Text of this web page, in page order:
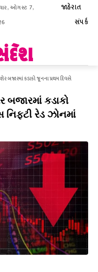
ઓગસ્ટ 7,
જાહેરાત
સંપર્ક
બજારમાં કડાકો જૂનના પ્રથમ દિવસે
કડાકો
રેડ ઝોનમાં